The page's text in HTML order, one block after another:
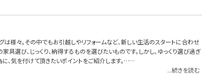
様々。その中でもお引越しやリフォームなど、新しい生活のスタートに合わせ
選び、じっくり、納得するものを選びたいものです。しかし、ゆっくり選び過ぎ
、気を付けて頂きたいポイントをご紹介します。……
...続きを読む